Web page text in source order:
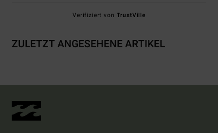
Verifiziert von TrustVille
ZULETZT ANGESEHENE ARTIKEL